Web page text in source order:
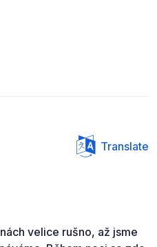
Translate
velice rušno, až jsme